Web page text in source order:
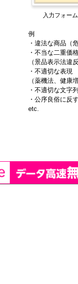
入力フォー
例
・違法な商品（
・不当な二重価
（景品表示法違反
・不適切な表現
（薬機法、健康
・不適切な文字
・公序良俗に反
etc.